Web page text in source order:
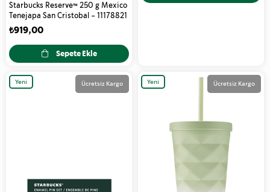
Starbucks Reserve™ 250 g Mexico
Tenejapa San Cristobal - 11178821
₺919,00
Sepete Ekle
Ücretsiz Kargo
Yeni
Ücretsiz Kargo
Yeni